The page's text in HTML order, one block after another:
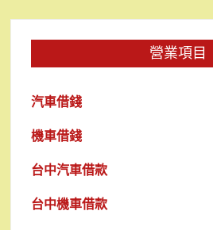
覽
營業項目
汽車借錢
機車借錢
台中汽車借款
台中機車借款